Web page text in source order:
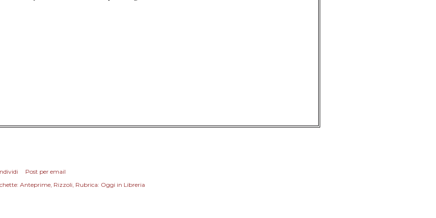
Post per email
Anteprime Rizzoli Rubrica: Oggi in Libreria